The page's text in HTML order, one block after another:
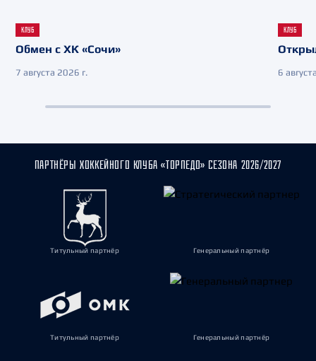
КЛУБ
Обмен с ХК «Сочи»
7 августа 2026 г.
КЛУБ
6
ПАРТНЁРЫ ХОККЕЙНОГО КЛУБА «ТОРПЕДО» СЕЗОНА 2026/2027
Титульный партнёр Генеральный партнёр
Титульный партнёр Генеральный партнёр